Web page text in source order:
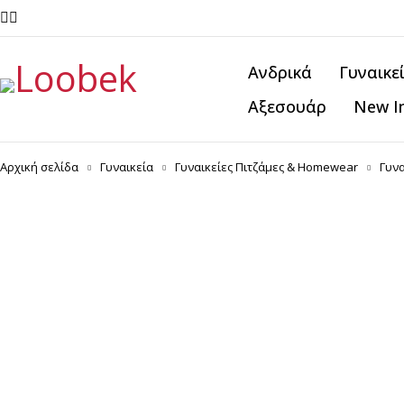
Ανδρικά
Αξεσουάρ
New
Αρχική σελίδα Γυναικεία Γυναικείες Πιτζάμες & Homewear